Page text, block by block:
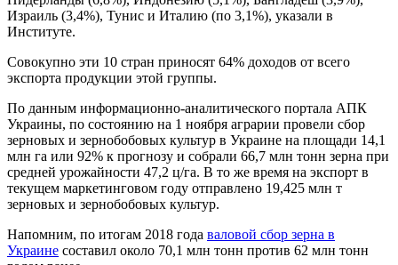
Израиль (3,4%), Тунис и Италию (по 3,1%), указали в
Институте.
Совокупно эти 10 стран приносят 64% доходов от всего
экспорта продукции этой группы.
По данным информационно-аналитического портала АПК
Украины, по состоянию на 1 ноября аграрии провели сбор
зерновых и зернобобовых культур в Украине на площади 14,1
млн га или 92% к прогнозу и собрали 66,7 млн тонн зерна при
средней урожайности 47,2 ц/га. В то же время на экспорт в
текущем маркетинговом году отправлено 19,425 млн т
зерновых и зернобобовых культур.
Напомним, по итогам 2018 года валовой сбор зерна в
Украине составил около 70,1 млн тонн против 62 млн тонн